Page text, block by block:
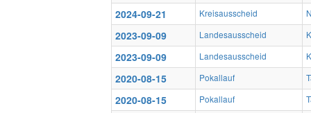
2024-09-21 Kreisausscheid
2023-09-09 Landesausscheid
2023-09-09 Landesausscheid
2020-08-15 Pokallauf
2020-08-15 Pokallauf